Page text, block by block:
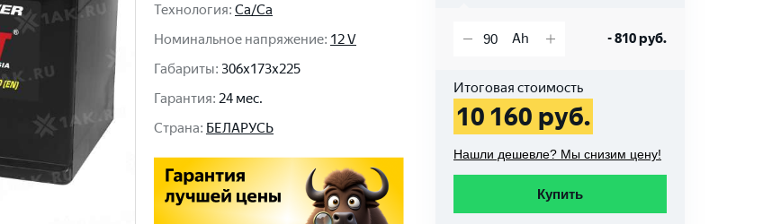
Технология: Ca/Ca
Номинальное напряжение: 12 V
Габариты: 306x173x225
Гарантия: 24 мес.
Cтрана: БЕЛАРУСЬ
-810руб.
Итоговая стоимость
10 160 руб.
Нашли дешевле? Мы снизим цену!
Купить